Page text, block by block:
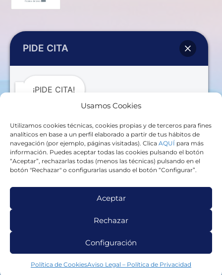
Usamos Cookies
Utilizamos cookies técnicas, cookies propias y de terceros para fines
analíticos en base a un perfil elaborado a partir de tus hábitos de
navegación (por ejemplo, páginas visitadas). Clica AQUÍ para más
información. Puedes aceptar todas las cookies pulsando el botón
“Aceptar”, rechazarlas todas (menos las técnicas) pulsando en el
botón "Rechazar" o configurarlas usando el botón “Configurar”.
Aceptar
Rechazar
Configuración
Política de CookiesAviso Legal – Política de Privacidad
Servicios
Ansiedad
Tristeza profunda y reactiva
Somatizaciones
Problemas con la alimentación
Información
Aviso Legal – Política de Privacidad
Diseñado porElena Fernández
PIDE CITA
¡PIDE CITA!
Al iniciar esta conversación, aceptas el tratamiento de
tus datos personales por parte de CARMEN
BALLESTEROS CHAVARRÍAcon la finalidad de
responder a tu solicitud. La base legal para dicho
tratamiento es tu consentimiento. Tus datos podrán
ser transferidos a Estados Unidos a través de
protección adecuadas. No se comunicarán a terceros,
salvo obligación legal. Puedes ejercer tus derechos de
acceso, rectificación, supresión y demás derechos
Más información ennuestra política de privacidad